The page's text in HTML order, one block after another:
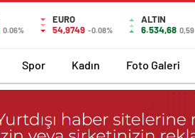
0.06%
EURO
54,9749 -0.08%
ALTIN
6.534,68 0,59
Spor Kadın Foto Galeri